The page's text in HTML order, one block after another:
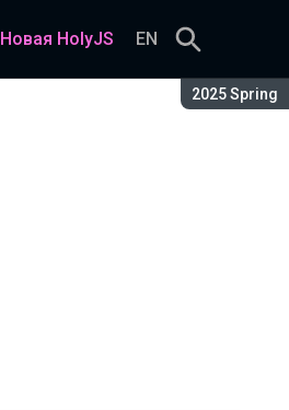
Сезон:
2025 Spring
Новая HolyJS EN